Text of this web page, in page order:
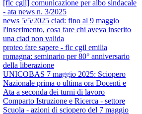
[flc cgil] comunicazione per albo sindacale
- ata news n. 3/2025
news 5/5/2025 ciad: fino al 9 maggio
l'inserimento, cosa fare chi aveva inserito
una ciad non valida
proteo fare sapere - flc cgil emilia
romagna: seminario per 80° anniversario
della liberazione
UNICOBAS 7 maggio 2025: Sciopero
Nazionale prima o ultima ora Docenti e
Ata a seconda dei turni di lavoro
Comparto Istruzione e Ricerca - settore
Scuola - azioni di sciopero del 7 maggio